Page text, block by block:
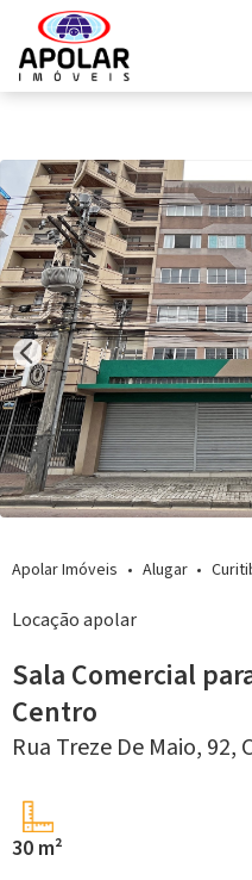
Apolar Imóveis Alugar
Locação apolar
Sala Comercial
Centro
Rua Treze De Maio, 92,
30 m²